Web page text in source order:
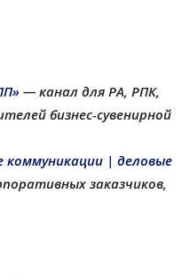
— канал для РА, РПК,
бизнес-сувенирной
коммуникации | деловые
заказчиков,